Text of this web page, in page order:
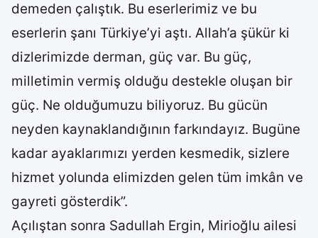
demeden çalıştık. Bu eserlerimiz ve bu
eserlerin şanı Türkiye’yi aştı. Allah’a şükür ki
dizlerimizde derman, güç var. Bu güç,
milletimin vermiş olduğu destekle oluşan bir
güç. Ne olduğumuzu biliyoruz. Bu gücün
neyden kaynaklandığının farkındayız. Bugüne
kadar ayaklarımızı yerden kesmedik, sizlere
hizmet yolunda elimizden gelen tüm imkân ve
gayreti gösterdik”.
Açılıştan sonra Sadullah Ergin, Mirioğlu ailesi